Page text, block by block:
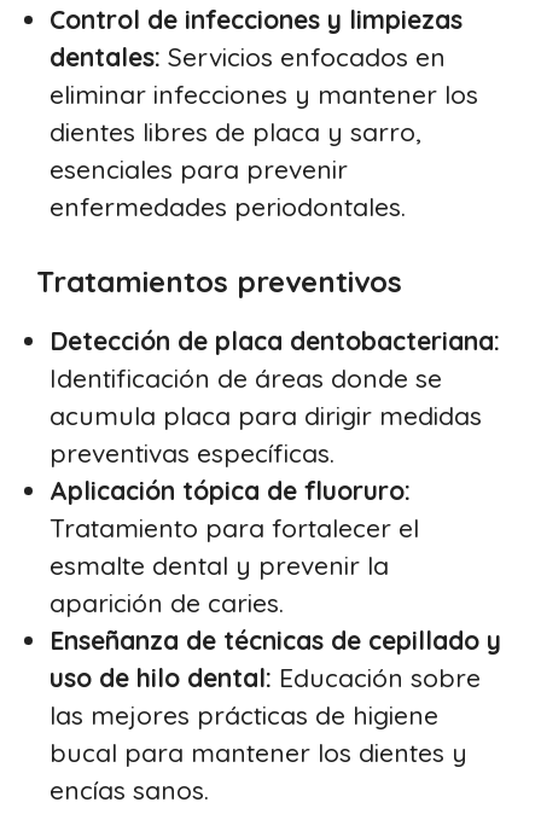
Control de infecciones y limpiezas
dentales: Servicios enfocados en
eliminar infecciones y mantener los
dientes libres de placa y sarro,
esenciales para prevenir
enfermedades periodontales.
Tratamientos preventivos
Detección de placa dentobacteriana:
Identificación de áreas donde se
acumula placa para dirigir medidas
preventivas específicas.
Aplicación tópica de fluoruro:
Tratamiento para fortalecer el
esmalte dental y prevenir la
aparición de caries.
Enseñanza de técnicas de cepillado y
uso de hilo dental: Educación sobre
las mejores prácticas de higiene
bucal para mantener los dientes y
encías sanos.